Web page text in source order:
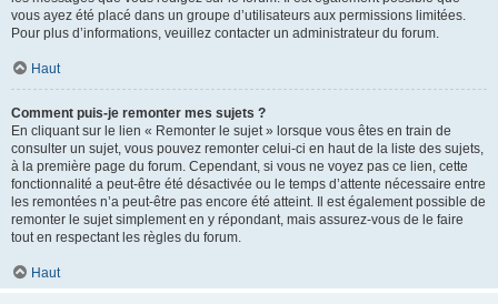
vous ayez été placé dans un groupe d’utilisateurs aux permissions limitées.
Pour plus d’informations, veuillez contacter un administrateur du forum.
Haut
Comment puis-je remonter mes sujets ?
En cliquant sur le lien « Remonter le sujet » lorsque vous êtes en train de
consulter un sujet, vous pouvez remonter celui-ci en haut de la liste des sujets,
à la première page du forum. Cependant, si vous ne voyez pas ce lien, cette
fonctionnalité a peut-être été désactivée ou le temps d’attente nécessaire entre
les remontées n’a peut-être pas encore été atteint. Il est également possible de
remonter le sujet simplement en y répondant, mais assurez-vous de le faire
tout en respectant les règles du forum.
Haut